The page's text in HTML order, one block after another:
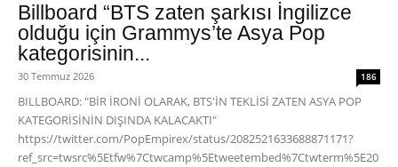
Billboard “BTS zaten şarkısı İngilizce
olduğu için Grammys’te Asya Pop
kategorisinin...
30 Temmuz 2026 186
BILLBOARD: "BİR İRONİ OLARAK, BTS'İN TEKLİSİ ZATEN ASYA POP
KATEGORİSİNİN DIŞINDA KALACAKTI"
https://twitter.com/PopEmpirex/status/2082521633688871171?
ref_src=twsrc%5Etfw%7Ctwcamp%5Etweetembed%7Ctwterm%5E20